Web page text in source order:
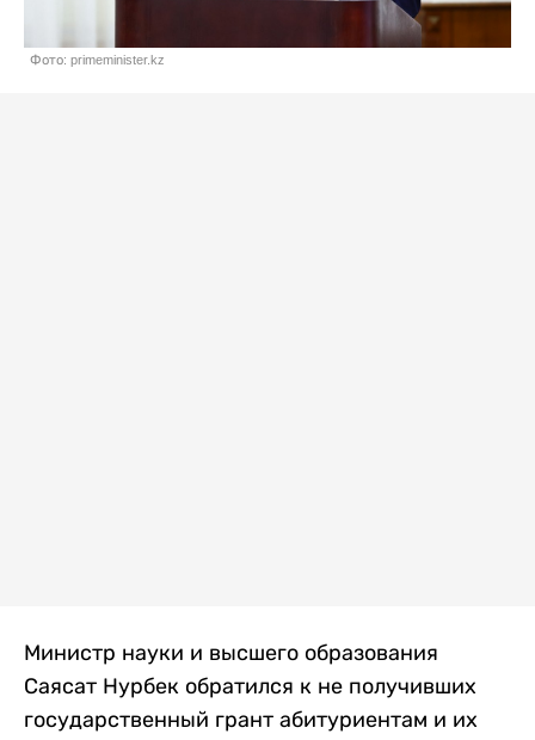
Фото: primeminister.kz
Министр науки и высшего образования
Саясат Нурбек обратился к не получивших
государственный грант абитуриентам и их